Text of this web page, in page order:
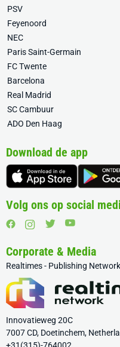
PSV
Feyenoord
NEC
Paris Saint-Germain
FC Twente
Barcelona
Real Madrid
SC Cambuur
ADO Den Haag
Download de app
Volg ons op social
Corporate & Media
Realtimes - Publishing Network
Innovatieweg 20C
7007 CD, Doetinchem,